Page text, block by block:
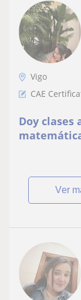
Vigo
CAE
Doy clases
ver